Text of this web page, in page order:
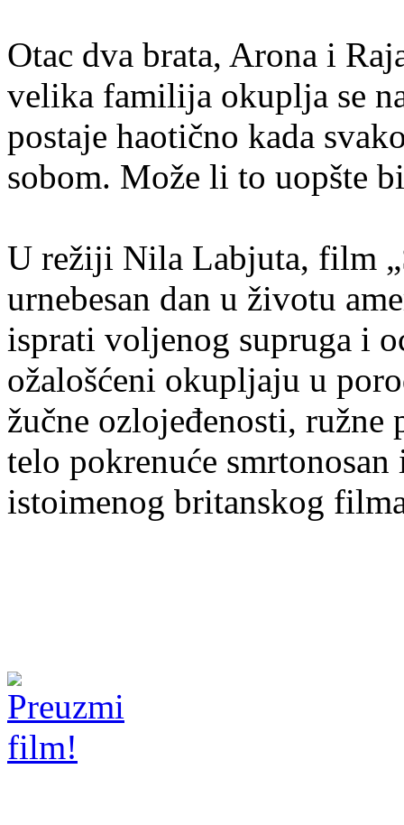
Otac dva brata, Arona i
velika familija okuplja se
postaje haotično kada
sobom. Može li to uopšte
U režiji Nila Labjuta, film
urnebesan dan u životu
isprati voljenog supruga i
ožalošćeni okupljaju u
žučne ozlojeđenosti, ružne
telo pokrenuće
istoimenog britanskog